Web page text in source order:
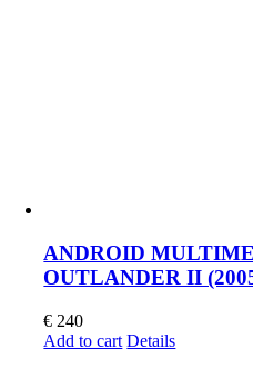
ANDROID
OUTLANDER II
€ 240
Add to cart Details